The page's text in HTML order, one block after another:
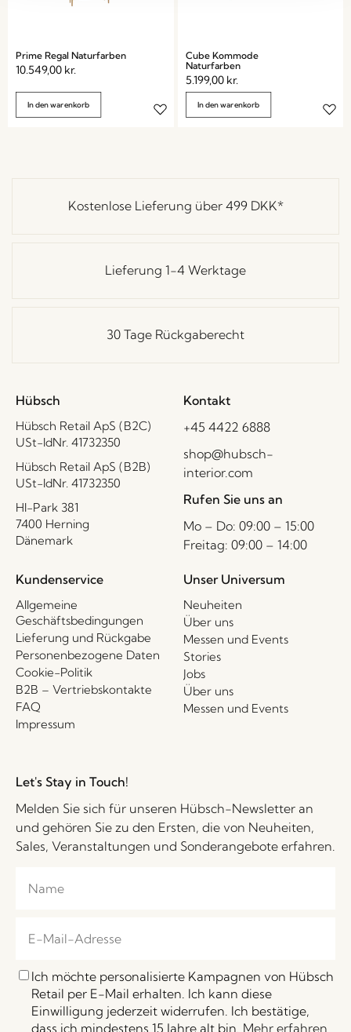
Prime Regal Naturfarben
10.549,00 kr.
In den warenkorb
Cube Kommode
Naturfarben
5.199,00 kr.
In den warenkorb
Kostenlose Lieferung über 499 DKK*
Lieferung 1-4 Werktage
30 Tage Rückgaberecht
Hübsch
Hübsch Retail ApS (B2C)
USt-IdNr. 41732350
Hübsch Retail ApS (B2B)
USt-IdNr. 41732350
HI-Park 381
7400 Herning
Dänemark
Kontakt
+45 4422 6888
shop@hubsch-
interior.com
Rufen Sie uns an
Mo – Do: 09:00 – 15:00
Freitag: 09:00 – 14:00
Kundenservice
Allgemeine
Geschäftsbedingungen
Lieferung und Rückgabe
Personenbezogene Daten
Cookie-Politik
B2B – Vertriebskontakte
FAQ
Impressum
Unser Universum
Neuheiten
Über uns
Messen und Events
Stories
Jobs
Über uns
Messen und Events
Let's Stay in Touch!
Melden Sie sich für unseren Hübsch-Newsletter an
und gehören Sie zu den Ersten, die von Neuheiten,
Sales, Veranstaltungen und Sonderangebote erfahren.
Ich möchte personalisierte Kampagnen von Hübsch
Retail per E-Mail erhalten. Ich kann diese
Einwilligung jederzeit widerrufen. Ich bestätige,
dass ich mindestens 15 Jahre alt bin. Mehr erfahren